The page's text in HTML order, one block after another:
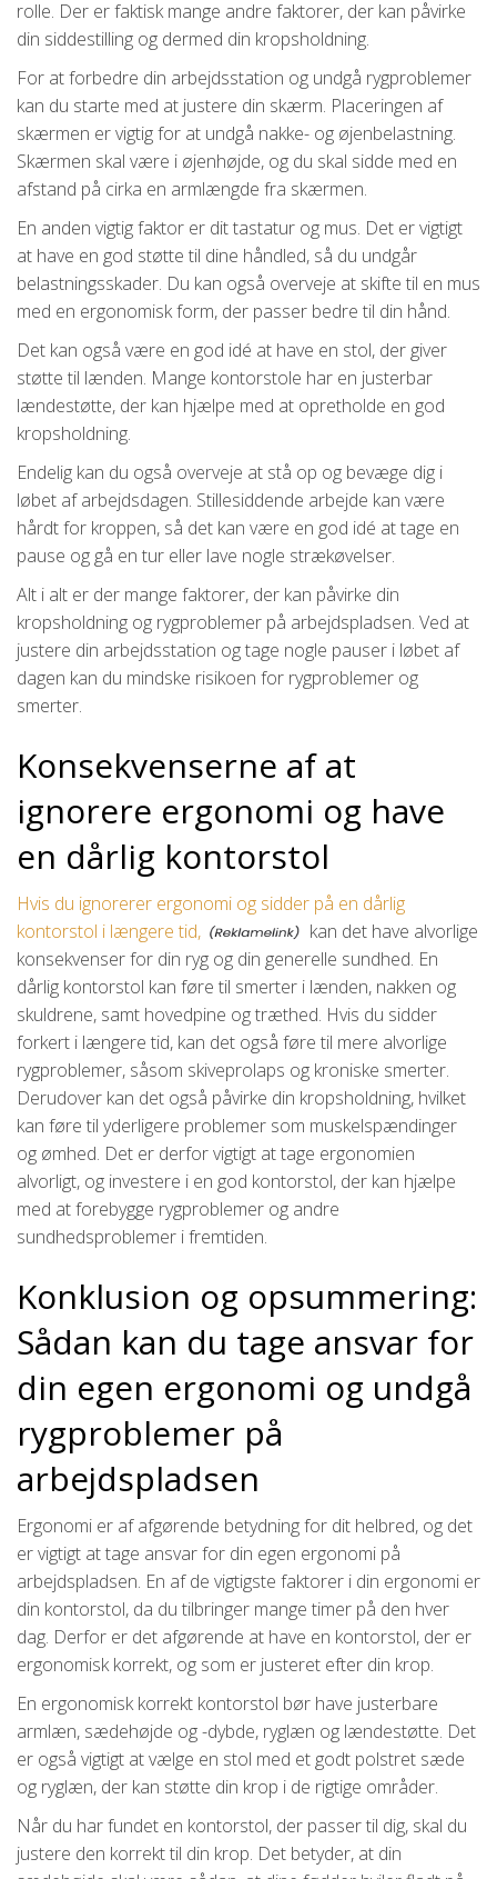
rolle. Der er faktisk mange andre faktorer, der kan påvirke
din siddestilling og dermed din kropsholdning.
For at forbedre din arbejdsstation og undgå rygproblemer
kan du starte med at justere din skærm. Placeringen af
skærmen er vigtig for at undgå nakke- og øjenbelastning.
Skærmen skal være i øjenhøjde, og du skal sidde med en
afstand på cirka en armlængde fra skærmen.
En anden vigtig faktor er dit tastatur og mus. Det er vigtigt
at have en god støtte til dine håndled, så du undgår
belastningsskader. Du kan også overveje at skifte til en mus
med en ergonomisk form, der passer bedre til din hånd.
Det kan også være en god idé at have en stol, der giver
støtte til lænden. Mange kontorstole har en justerbar
lændestøtte, der kan hjælpe med at opretholde en god
kropsholdning.
Endelig kan du også overveje at stå op og bevæge dig i
løbet af arbejdsdagen. Stillesiddende arbejde kan være
hårdt for kroppen, så det kan være en god idé at tage en
pause og gå en tur eller lave nogle strækøvelser.
Alt i alt er der mange faktorer, der kan påvirke din
kropsholdning og rygproblemer på arbejdspladsen. Ved at
justere din arbejdsstation og tage nogle pauser i løbet af
dagen kan du mindske risikoen for rygproblemer og
smerter.
Konsekvenserne af at
ignorere ergonomi og have
en dårlig kontorstol
Hvis du ignorerer ergonomi og sidder på en dårlig
kontorstol i længere tid,
kan det have alvorlige
konsekvenser for din ryg og din generelle sundhed. En
dårlig kontorstol kan føre til smerter i lænden, nakken og
skuldrene, samt hovedpine og træthed. Hvis du sidder
forkert i længere tid, kan det også føre til mere alvorlige
rygproblemer, såsom skiveprolaps og kroniske smerter.
Derudover kan det også påvirke din kropsholdning, hvilket
kan føre til yderligere problemer som muskelspændinger
og ømhed. Det er derfor vigtigt at tage ergonomien
alvorligt, og investere i en god kontorstol, der kan hjælpe
med at forebygge rygproblemer og andre
sundhedsproblemer i fremtiden.
Konklusion og opsummering:
Sådan kan du tage ansvar for
din egen ergonomi og undgå
rygproblemer på
arbejdspladsen
Ergonomi er af afgørende betydning for dit helbred, og det
er vigtigt at tage ansvar for din egen ergonomi på
arbejdspladsen. En af de vigtigste faktorer i din ergonomi er
din kontorstol, da du tilbringer mange timer på den hver
dag. Derfor er det afgørende at have en kontorstol, der er
ergonomisk korrekt, og som er justeret efter din krop.
En ergonomisk korrekt kontorstol bør have justerbare
armlæn, sædehøjde og -dybde, ryglæn og lændestøtte. Det
er også vigtigt at vælge en stol med et godt polstret sæde
og ryglæn, der kan støtte din krop i de rigtige områder.
Når du har fundet en kontorstol, der passer til dig, skal du
justere den korrekt til din krop. Det betyder, at din